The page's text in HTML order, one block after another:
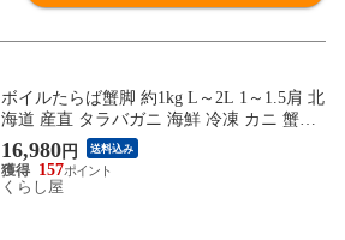
ボイルたらば蟹脚 約1kg L～2L 1～1.5肩 北
海道 産直 タラバガニ 海鮮 冷凍 カニ 蟹足
蟹肩 お取り寄せ グルメ 夏ギフト 冬ギフト
同梱不可
16,980円 送料込み
157
くらし屋